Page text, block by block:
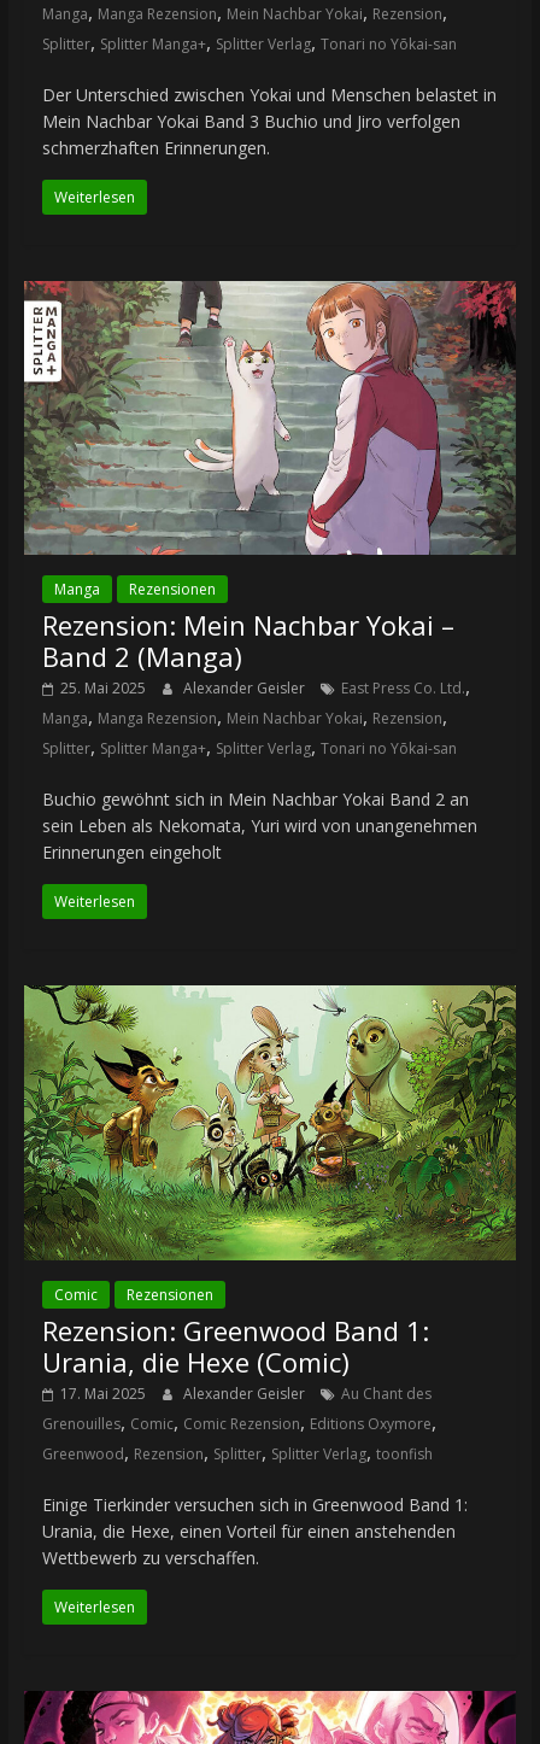
Manga, Manga Rezension, Mein Nachbar Yokai, Rezension,
Splitter, Splitter Manga+, Splitter Verlag, Tonari no Yōkai-san
Der Unterschied zwischen Yokai und Menschen belastet in
Mein Nachbar Yokai Band 3 Buchio und Jiro verfolgen
schmerzhaften Erinnerungen.
Weiterlesen
Manga Rezensionen
Rezension: Mein Nachbar Yokai –
Band 2 (Manga)
25. Mai 2025 Alexander Geisler East Press Co. Ltd.,
Manga, Manga Rezension, Mein Nachbar Yokai, Rezension,
Splitter, Splitter Manga+, Splitter Verlag, Tonari no Yōkai-san
Buchio gewöhnt sich in Mein Nachbar Yokai Band 2 an
sein Leben als Nekomata, Yuri wird von unangenehmen
Erinnerungen eingeholt
Weiterlesen
Comic Rezensionen
Rezension: Greenwood Band 1:
Urania, die Hexe (Comic)
17. Mai 2025 Alexander Geisler
Au Chant des
Grenouilles, Comic, Comic Rezension, Editions Oxymore,
Greenwood, Rezension, Splitter, Splitter Verlag, toonfish
Einige Tierkinder versuchen sich in Greenwood Band 1:
Urania, die Hexe, einen Vorteil für einen anstehenden
Wettbewerb zu verschaffen.
Weiterlesen